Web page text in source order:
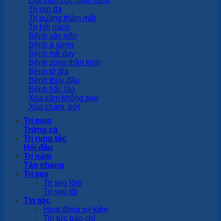
Đốt mụn cóc, mụn cơm
Trị rạn da
Trị quầng thâm mắt
Trị hôi nách
Bệnh vảy nến
Bệnh á sừng
Bệnh mề đay
Bệnh zona thần kinh
Bệnh tổ đỉa
Bệnh thủy đậu
Bệnh hắc lào
Xóa xăm không sẹo
Xóa chàm, bớt
Trị mụn
Trứng cá
Trị rụng tóc
Hói đầu
Trị nám
Tàn nhang
Trị sẹo
Trị sẹo lõm
Trị sẹo lồi
Tin tức